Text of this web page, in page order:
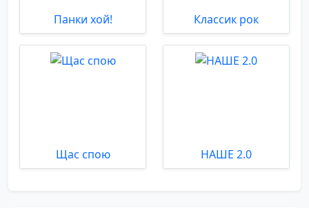
Панки хой! Классик рок
Щас спою НАШЕ 2.0